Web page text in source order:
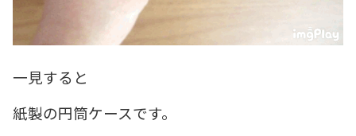
一見すると
紙製の円筒ケースです。